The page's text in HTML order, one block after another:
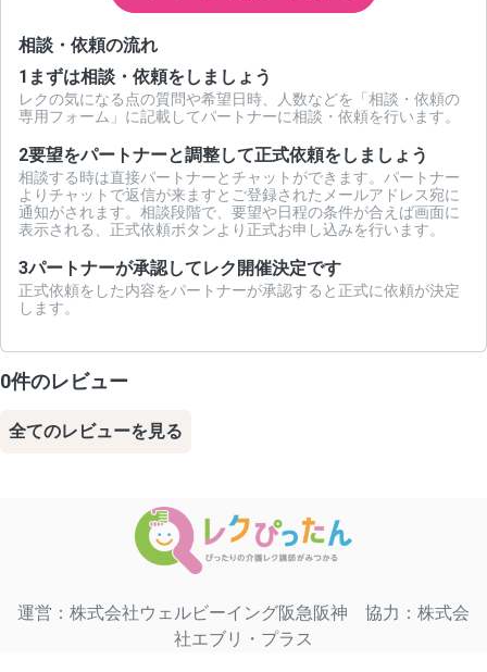
相談・依頼の流れ
1 まずは相談・依頼をしましょう
レクの気になる点の質問や希望日時、人数などを「相談・依頼の
専用フォーム」に記載してパートナーに相談・依頼を行います。
2要望をパートナーと調整して正式依頼をしましょう
相談する時は直接パートナーとチャットができます。パートナー
よりチャットで返信が来ますとご登録されたメールアドレス宛に
通知がされます。相談段階で、要望や日程の条件が合えば画面に
表示される、正式依頼ボタンより正式お申し込みを行います。
3パートナーが承認してレク開催決定です
正式依頼をした内容をパートナーが承認すると正式に依頼が決定
します。
0件のレビュー
全てのレビューを見る
運営：株式会社ウェルビーイング阪急阪神 協力：株式会
社エブリ・プラス